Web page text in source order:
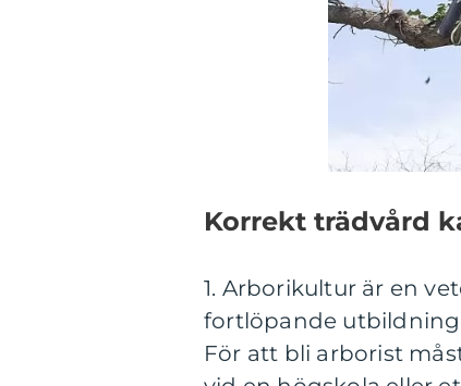
Korrekt trädvård
1. Arborikultur är en
fortlöpande utbildning
För att bli arborist